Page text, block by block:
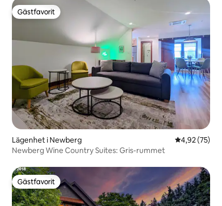
Gästfavorit
Gästfavorit
Lägenhet i Newberg 4,92 av 5 i
4,92 (75)
Newberg Wine Country Suites: Gris-rummet
Gästfavorit
Gästfavorit